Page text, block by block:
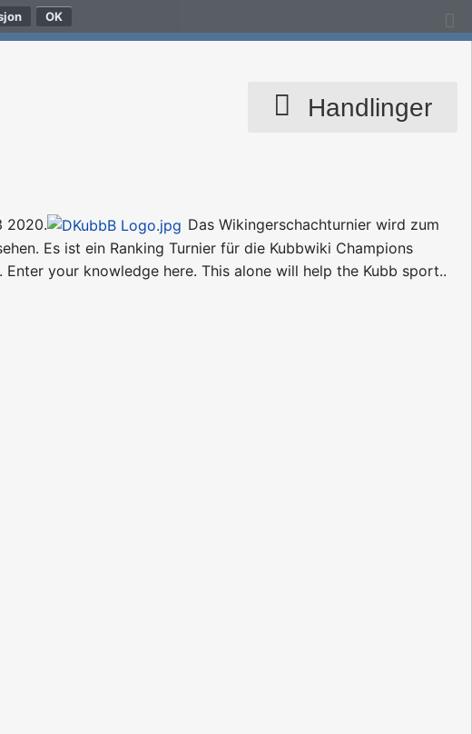
Handlinger
2020.
Das Wikingerschachturnier wird zum
Es ist ein Ranking Turnier für die Kubbwiki Champions
your knowledge here. This alone will help the Kubb sport..